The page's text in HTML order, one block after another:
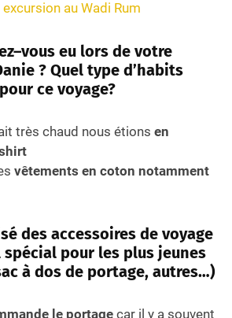
au Wadi Rum
eu lors de votre
? Quel type d’habits
ce voyage?
très chaud nous étions en
vêtements en coton notamment
des accessoires de voyage
pour les plus jeunes
à dos de portage, autres…)
le portage car il y a souvent